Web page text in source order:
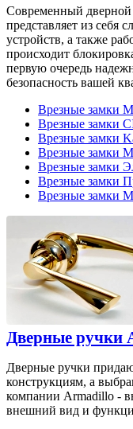
Современный
представляет из себя
устройств, а также
происходит
первую очередь
безопасность вашей
Врезные замки
Врезные замки
Врезные замки
Врезные замки
Врезные замки
Врезные замки
Врезные замки
Дверные ручки
Дверные ручки
конструкциям, а
компании Armadillo -
внешний вид и